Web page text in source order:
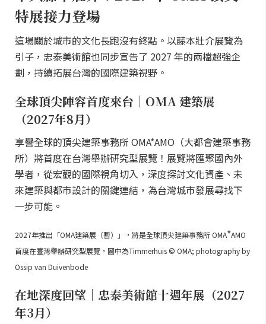
特展接力登場
這場關於城市的文化長跑沒有終點。以藤本壯介展覽為
引子，忠泰美術館也同步宣告了 2027 年的兩檔超強企
劃，持續拓展台灣的國際建築視野。
全球頂尖陣容首度來台｜OMA 建築展
（2027年8月）
享譽全球的頂尖建築事務所 OMA*AMO（大都會建築事務
所）將首度在台灣舉辦研究型展覽！展覽將匯聚國內外
學者，從宏觀的國際視角切入，深度探討文化資產、未
來建築與都市設計的關鍵連結，為台灣城市發展尋找下
一步可能。
2027年推出「OMA建築展（暫）」，將是全球頂尖建築事務所 OMA*AMO
首度在臺灣舉辦研究型展覽，圖中為Timmerhuis © OMA; photography by
Ossip van Duivenbode
在地深度回望｜忠泰美術館十週年展（2027
年3月）